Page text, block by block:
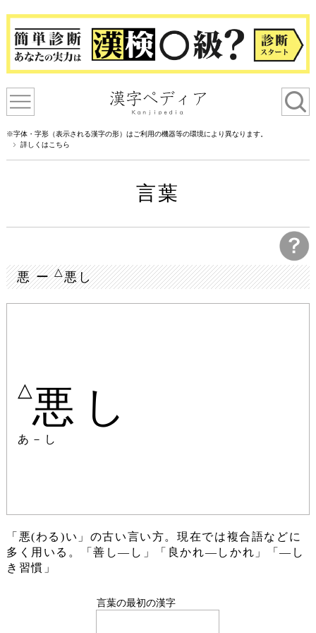
※字体・字形（表示される漢字の形）はご利用の機器等の環境により異なります。
詳しくはこちら
言葉
悪 ー△悪し
△悪し
あ－し
「悪(わる)い」の古い言い方。現在では複合語などに
多く用いる。「善し―し」「良かれ―しかれ」「―し
き習慣」
言葉の最初の漢字